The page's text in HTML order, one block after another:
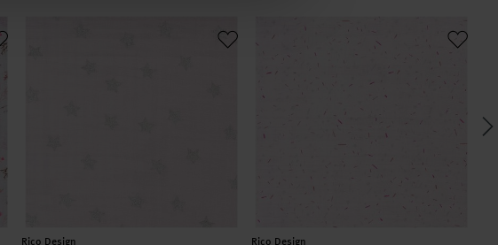
Zweige grau-neon 50x140cm
Hersteller:
Rico Design Hersteller:
Rico Design